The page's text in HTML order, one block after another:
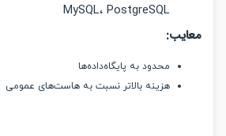
MySQL، PostgreSQL
محدود به پایگاه‌داده‌ها
هزینه بالاتر نسبت به هاست‌های عمومی